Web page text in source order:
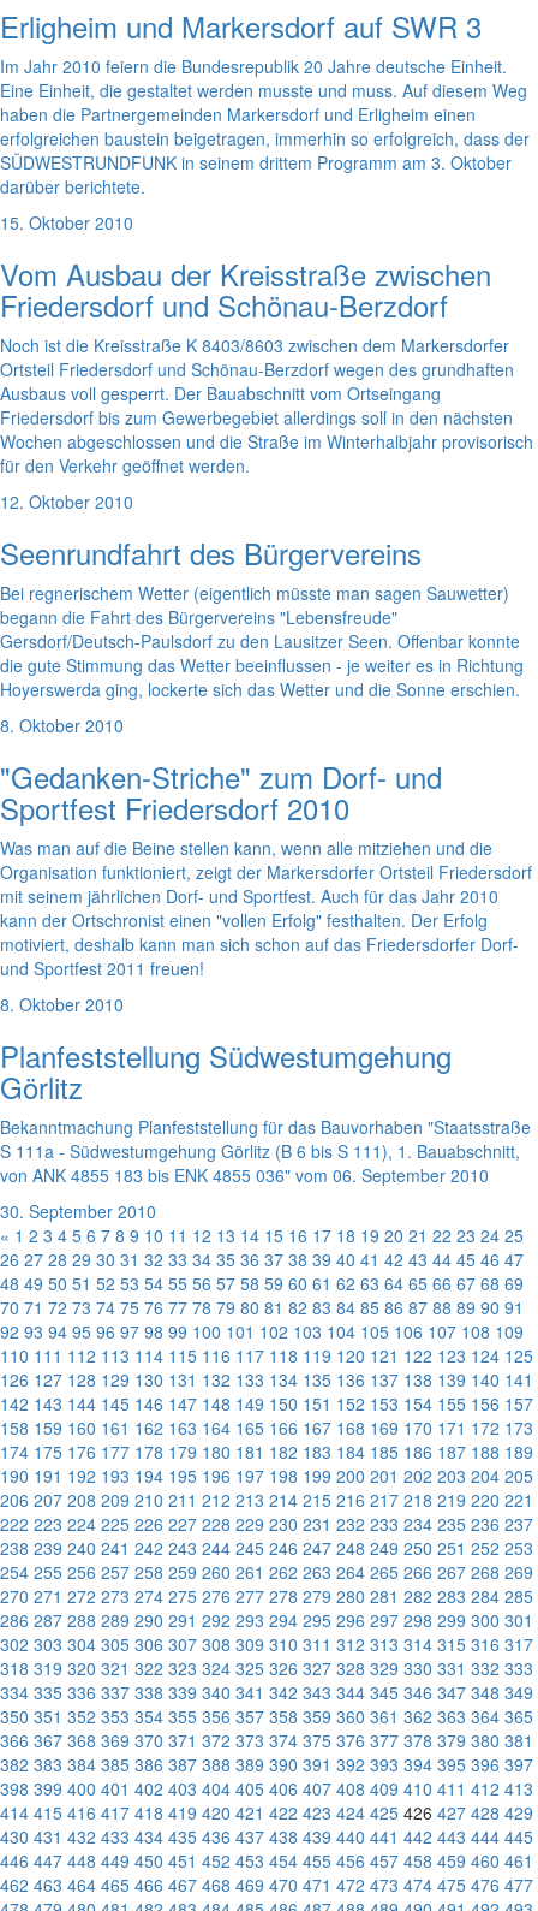
Erligheim und Markersdorf auf SWR 3
Im Jahr 2010 feiern die Bundesrepublik 20 Jahre deutsche Einheit.
Eine Einheit, die gestaltet werden musste und muss. Auf diesem Weg
haben die Partnergemeinden Markersdorf und Erligheim einen
erfolgreichen baustein beigetragen, immerhin so erfolgreich, dass der
SÜDWESTRUNDFUNK in seinem drittem Programm am 3. Oktober
darüber berichtete.
15. Oktober 2010
Vom Ausbau der Kreisstraße zwischen
Friedersdorf und Schönau-Berzdorf
Noch ist die Kreisstraße K 8403/8603 zwischen dem Markersdorfer
Ortsteil Friedersdorf und Schönau-Berzdorf wegen des grundhaften
Ausbaus voll gesperrt. Der Bauabschnitt vom Ortseingang
Friedersdorf bis zum Gewerbegebiet allerdings soll in den nächsten
Wochen abgeschlossen und die Straße im Winterhalbjahr provisorisch
für den Verkehr geöffnet werden.
12. Oktober 2010
Seenrundfahrt des Bürgervereins
Bei regnerischem Wetter (eigentlich müsste man sagen Sauwetter)
begann die Fahrt des Bürgervereins "Lebensfreude"
Gersdorf/Deutsch-Paulsdorf zu den Lausitzer Seen. Offenbar konnte
die gute Stimmung das Wetter beeinflussen - je weiter es in Richtung
Hoyerswerda ging, lockerte sich das Wetter und die Sonne erschien.
8. Oktober 2010
"Gedanken-Striche" zum Dorf- und
Sportfest Friedersdorf 2010
Was man auf die Beine stellen kann, wenn alle mitziehen und die
Organisation funktioniert, zeigt der Markersdorfer Ortsteil Friedersdorf
mit seinem jährlichen Dorf- und Sportfest. Auch für das Jahr 2010
kann der Ortschronist einen "vollen Erfolg" festhalten. Der Erfolg
motiviert, deshalb kann man sich schon auf das Friedersdorfer Dorf-
und Sportfest 2011 freuen!
8. Oktober 2010
Planfeststellung Südwestumgehung
Görlitz
Bekanntmachung Planfeststellung für das Bauvorhaben "Staatsstraße
S 111a - Südwestumgehung Görlitz (B 6 bis S 111), 1. Bauabschnitt,
von ANK 4855 183 bis ENK 4855 036" vom 06. September 2010
30. September 2010
« 1 2 3 4 5 6 7 8 9 10 11 12 13 14 15 16 17 18 19 20 21 22 23 24 25
26 27 28 29 30 31 32 33 34 35 36 37 38 39 40 41 42 43 44 45 46 47
48 49 50 51 52 53 54 55 56 57 58 59 60 61 62 63 64 65 66 67 68 69
70 71 72 73 74 75 76 77 78 79 80 81 82 83 84 85 86 87 88 89 90 91
92 93 94 95 96 97 98 99 100 101 102 103 104 105 106 107 108 109
110 111 112 113 114 115 116 117 118 119 120 121 122 123 124 125
126 127 128 129 130 131 132 133 134 135 136 137 138 139 140 141
142 143 144 145 146 147 148 149 150 151 152 153 154 155 156 157
158 159 160 161 162 163 164 165 166 167 168 169 170 171 172 173
174 175 176 177 178 179 180 181 182 183 184 185 186 187 188 189
190 191 192 193 194 195 196 197 198 199 200 201 202 203 204 205
206 207 208 209 210 211 212 213 214 215 216 217 218 219 220 221
222 223 224 225 226 227 228 229 230 231 232 233 234 235 236 237
238 239 240 241 242 243 244 245 246 247 248 249 250 251 252 253
254 255 256 257 258 259 260 261 262 263 264 265 266 267 268 269
270 271 272 273 274 275 276 277 278 279 280 281 282 283 284 285
286 287 288 289 290 291 292 293 294 295 296 297 298 299 300 301
302 303 304 305 306 307 308 309 310 311 312 313 314 315 316 317
318 319 320 321 322 323 324 325 326 327 328 329 330 331 332 333
334 335 336 337 338 339 340 341 342 343 344 345 346 347 348 349
350 351 352 353 354 355 356 357 358 359 360 361 362 363 364 365
366 367 368 369 370 371 372 373 374 375 376 377 378 379 380 381
382 383 384 385 386 387 388 389 390 391 392 393 394 395 396 397
398 399 400 401 402 403 404 405 406 407 408 409 410 411 412 413
414 415 416 417 418 419 420 421 422 423 424 425 426 427 428 429
430 431 432 433 434 435 436 437 438 439 440 441 442 443 444 445
446 447 448 449 450 451 452 453 454 455 456 457 458 459 460 461
462 463 464 465 466 467 468 469 470 471 472 473 474 475 476 477